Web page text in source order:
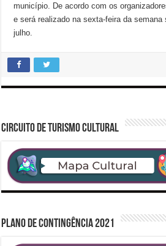
município. De acordo com os
e será realizado na sexta-feira da semana
julho.
CIRCUITO DE TURISMO CULTURAL
PLANO DE CONTINGÊNCIA 2021